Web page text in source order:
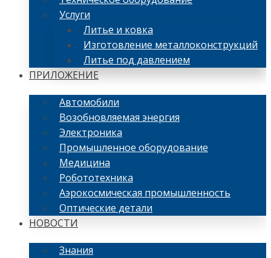
Услуги
Литье и ковка
Изготовление металлоконструкций
Литье под давлением
ПРИЛОЖЕНИЕ
Автомобили
Возобновляемая энергия
Электроника
Промышленное оборудование
Медицина
Робототехника
Аэрокосмическая промышленность
Оптические детали
НОВОСТИ
Знания